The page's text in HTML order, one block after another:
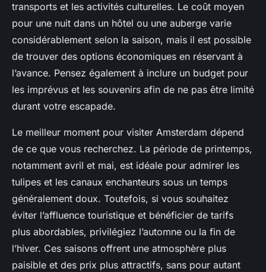
transports et les activités culturelles. Le coût moyen
pour une nuit dans un hôtel ou une auberge varie
considérablement selon la saison, mais il est possible
de trouver des options économiques en réservant à
l’avance. Pensez également à inclure un budget pour
les imprévus et les souvenirs afin de ne pas être limité
durant votre escapade.
Le meilleur moment pour visiter Amsterdam dépend
de ce que vous recherchez. La période de printemps,
notamment avril et mai, est idéale pour admirer les
tulipes et les canaux enchanteurs sous un temps
généralement doux. Toutefois, si vous souhaitez
éviter l’affluence touristique et bénéficier de tarifs
plus abordables, privilégiez l’automne ou la fin de
l’hiver. Ces saisons offrent une atmosphère plus
paisible et des prix plus attractifs, sans pour autant